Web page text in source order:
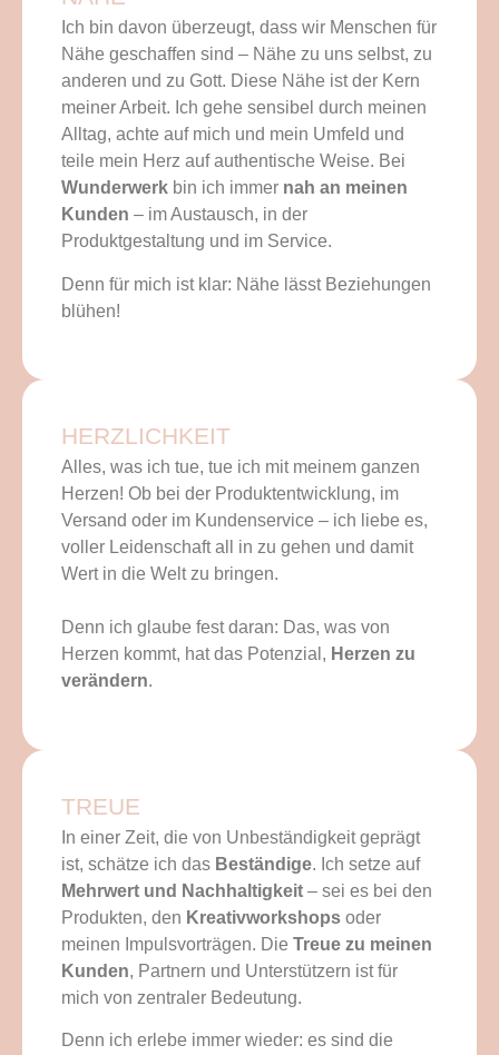
Ich bin davon überzeugt, dass wir Menschen für
Nähe geschaffen sind – Nähe zu uns selbst, zu
anderen und zu Gott. Diese Nähe ist der Kern
meiner Arbeit. Ich gehe sensibel durch meinen
Alltag, achte auf mich und mein Umfeld und
teile mein Herz auf authentische Weise. Bei
Wunderwerk bin ich immer nah an meinen
Kunden – im Austausch, in der
Produktgestaltung und im Service.
Denn für mich ist klar: Nähe lässt Beziehungen
blühen!
HERZLICHKEIT
Alles, was ich tue, tue ich mit meinem ganzen
Herzen! Ob bei der Produktentwicklung, im
Versand oder im Kundenservice – ich liebe es,
voller Leidenschaft all in zu gehen und damit
Wert in die Welt zu bringen.
Denn ich glaube fest daran: Das, was von
Herzen kommt, hat das Potenzial, Herzen zu
verändern.
TREUE
In einer Zeit, die von Unbeständigkeit geprägt
ist, schätze ich das Beständige. Ich setze auf
Mehrwert und Nachhaltigkeit – sei es bei den
Produkten, den Kreativworkshops oder
meinen Impulsvorträgen. Die Treue zu meinen
Kunden, Partnern und Unterstützern ist für
mich von zentraler Bedeutung.
Denn ich erlebe immer wieder: es sind die